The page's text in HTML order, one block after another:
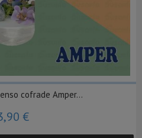
cofrade Amper...
€